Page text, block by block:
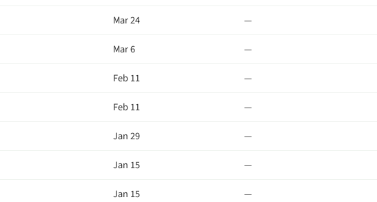
Mar 24 —
Mar 6 —
Feb 11 —
Feb 11 —
Jan 29 —
Jan 15 —
Jan 15 —